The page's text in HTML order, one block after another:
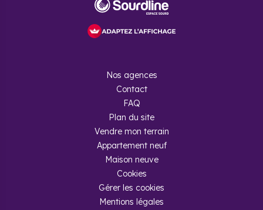
Nos agences
Contact
FAQ
Plan du site
Vendre mon terrain
Appartement neuf
Maison neuve
Cookies
Gérer les cookies
Mentions légales